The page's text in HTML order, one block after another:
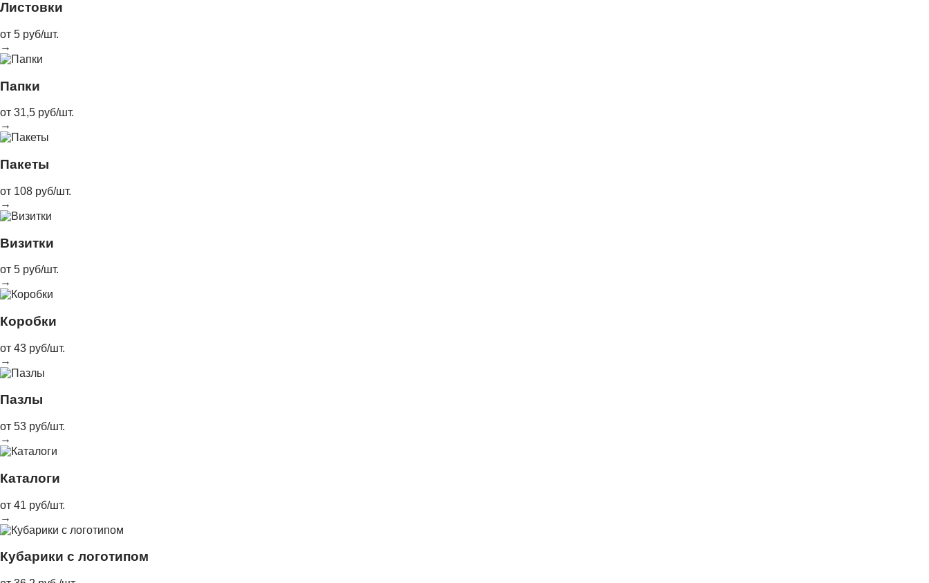
Листовки
от 5 руб/шт.
→
Папки
от 31,5 руб/шт.
→
Пакеты
от 108 руб/шт.
→
Визитки
от 5 руб/шт.
→
Коробки
от 43 руб/шт.
→
Пазлы
от 53 руб/шт.
→
Каталоги
от 41 руб/шт.
→
Кубарики с логотипом